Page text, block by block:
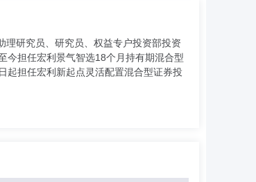
研究员、研究员、权益专户投资部投资
今担任宏利景气智选18个月持有期混合型
起担任宏利新起点灵活配置混合型证券投